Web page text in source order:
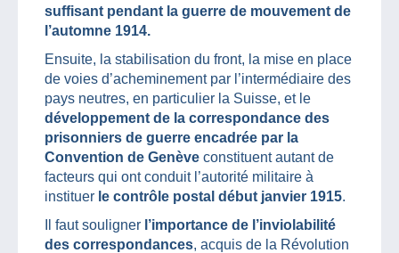
suffisant pendant la guerre de mouvement de
l’automne 1914.
Ensuite, la stabilisation du front, la mise en place
de voies d’acheminement par l’intermédiaire des
pays neutres, en particulier la Suisse, et le
développement de la correspondance des
prisonniers de guerre encadrée par la
Convention de Genève constituent autant de
facteurs qui ont conduit l’autorité militaire à
instituer le contrôle postal début janvier 1915.
Il faut souligner l’importance de l’inviolabilité
des correspondances, acquis de la Révolution